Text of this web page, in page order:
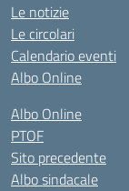
Le notizie
Le circolari
Calendario eventi
Albo Online
Albo Online
PTOF
Sito precedente
Albo sindacale